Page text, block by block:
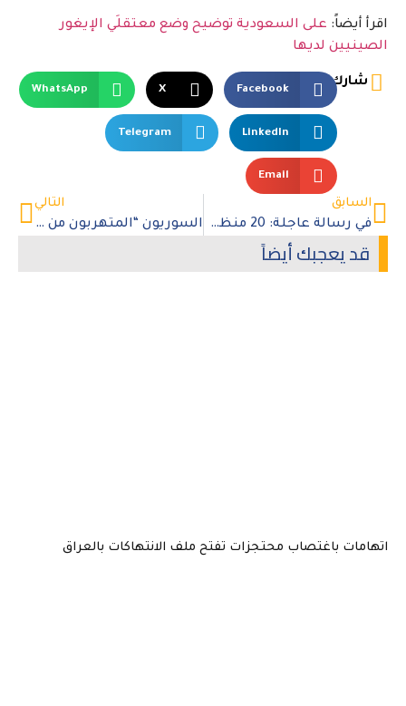
اقرأ أيضاً: على السعودية توضيح وضع معتقلَي الإيغور
الصينيين لديها
شارك
Facebook
X
WhatsApp
LinkedIn
Telegram
Email
السابق
في رسالة عاجلة: 20 منظمة حقوقية تدق ناقوس الخطر بشأن حقوق الإنسان في البحرين
التالي
السوريون “المتهربون من الخدمة العسكرية” يواجهون الحجز غير القانوني على أملاكهم
قد يعجبك أيضاً
اتهامات باغتصاب محتجزات تفتح ملف الانتهاكات بالعراق